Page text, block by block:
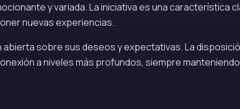
y variada. La iniciativa es una característica
nuevas experiencias.
sobre sus deseos y expectativas. La
a niveles más profundos, siempre